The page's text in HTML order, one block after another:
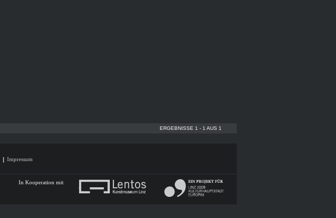
ERGEBNISSE 1 - 1 AUS 1
Impressum
In Kooperation mit